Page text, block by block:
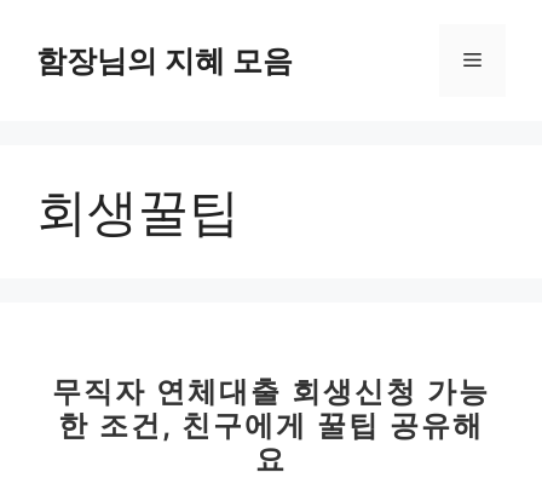
함장님의 지혜 모음 메
회생꿀팁
무직자 연체대출 회생신청 가능
한 조건, 친구에게 꿀팁 공유해
요